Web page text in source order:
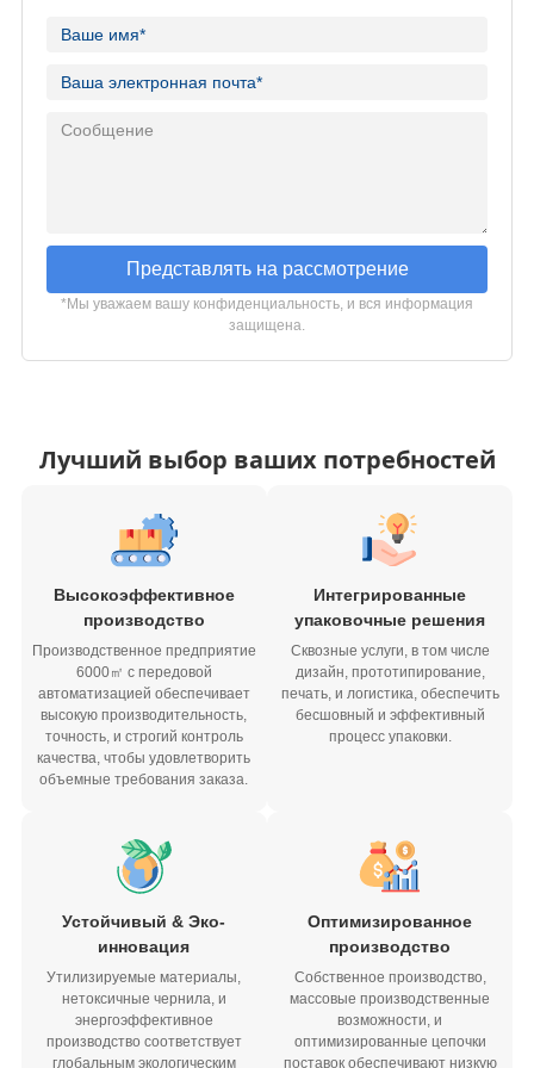
Представлять на рассмотрение
*Мы уважаем вашу конфиденциальность, и вся информация
защищена.
Лучший выбор ваших потребностей
Высокоэффективное
производство
Производственное предприятие
6000㎡ с передовой
автоматизацией обеспечивает
высокую производительность,
точность, и строгий контроль
качества, чтобы удовлетворить
объемные требования заказа.
Интегрированные
упаковочные решения
Сквозные услуги, в том числе
дизайн, прототипирование,
печать, и логистика, обеспечить
бесшовный и эффективный
процесс упаковки.
Устойчивый & Эко-
инновация
Утилизируемые материалы,
нетоксичные чернила, и
энергоэффективное
производство соответствует
глобальным экологическим
Оптимизированное
производство
Собственное производство,
массовые производственные
возможности, и
оптимизированные цепочки
поставок обеспечивают низкую